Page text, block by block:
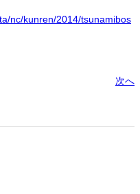
nc/kunren/2014/tsunamibos
次へ